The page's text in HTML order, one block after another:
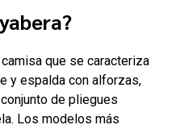
que se caracteriza
y espalda con alforzas,
de pliegues
Los modelos más